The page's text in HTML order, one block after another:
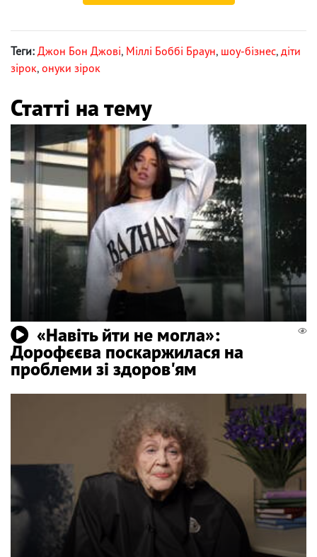
Теги: Джон Бон Джові, Міллі Боббі Браун, шоу-бізнес, діти
зірок, онуки зірок
Статті на тему
«Навіть йти не могла»:
Дорофєєва поскаржилася на
проблеми зі здоров'ям